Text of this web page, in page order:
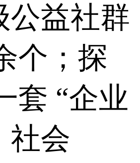
公益社群
个；探
套 “企业
社会